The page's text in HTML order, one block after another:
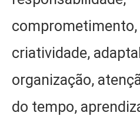
criatividade,
organização,
do tempo,